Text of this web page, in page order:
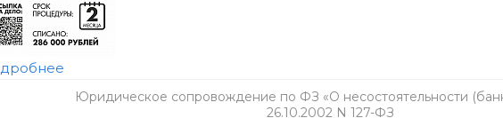
Юридическое сопровождение по ФЗ «О несостоятельности
26.10.2002 N 127-ФЗ